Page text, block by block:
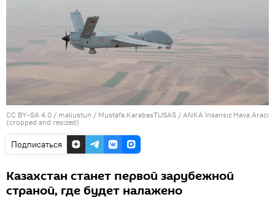
CC BY-SA 4.0 / maliustun / Mustafa.KarabasTUSAS / ANKA İnsansız Hava Aracı
(cropped and resized)
Подписаться
Казахстан станет первой зарубежной
страной, где будет налажено